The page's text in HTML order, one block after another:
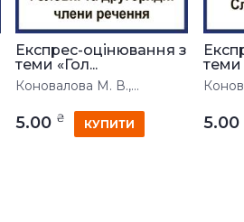
Експрес-оцінювання з
теми «Гол...
Коновалова М. В.,...
5.00 ₴ КУПИТИ
теми
5.00